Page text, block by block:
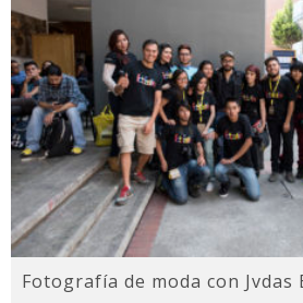
Fotografía de moda con